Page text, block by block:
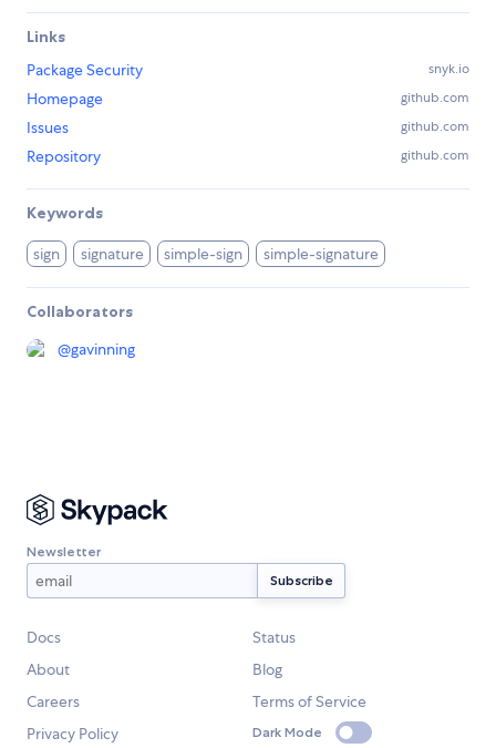
Links
Package Security
snyk.io
Homepage github.com
Issues github.com
Repository github.com
Keywords
sign signature simple-sign simple-signature
Collaborators
@gavinning
Newsletter
Docs
Status
About
Blog
Careers
Terms of Service
Privacy Policy
Dark Mode